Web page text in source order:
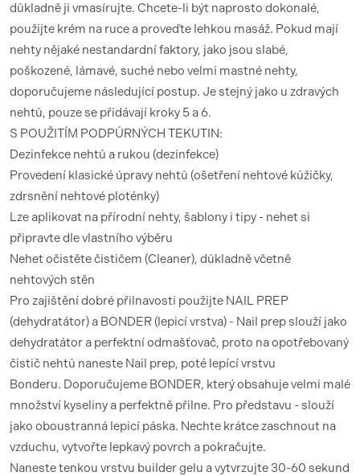
důkladně ji vmasírujte. Chcete-li být naprosto dokonalé,
použijte krém na ruce a proveďte lehkou masáž. Pokud mají
nehty nějaké nestandardní faktory, jako jsou slabé,
poškozené, lámavé, suché nebo velmi mastné nehty,
doporučujeme následující postup. Je stejný jako u zdravých
nehtů, pouze se přidávají kroky 5 a 6.
S POUŽITÍM PODPŮRNÝCH TEKUTIN:
Dezinfekce nehtů a rukou (dezinfekce)
Provedení klasické úpravy nehtů (ošetření nehtové kůžičky,
zdrsnění nehtové ploténky)
Lze aplikovat na přírodní nehty, šablony i tipy - nehet si
připravte dle vlastního výběru
Nehet očistěte čističem (Cleaner), důkladně včetně
nehtových stěn
Pro zajištění dobré přilnavosti použijte NAIL PREP
(dehydratátor) a BONDER (lepicí vrstva) - Nail prep slouží jako
dehydratátor a perfektní odmašťovač, proto na opotřebovaný
čistič nehtů naneste Nail prep, poté lepící vrstvu
Bonderu. Doporučujeme BONDER, který obsahuje velmi malé
množství kyseliny a perfektně přilne. Pro představu - slouží
jako oboustranná lepicí páska. Nechte krátce zaschnout na
vzduchu, vytvořte lepkavý povrch a pokračujte.
Naneste tenkou vrstvu builder gelu a vytvrzujte 30-60 sekund